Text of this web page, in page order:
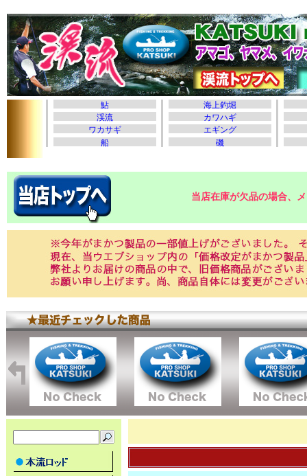
当店在庫が欠品の場合、